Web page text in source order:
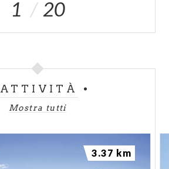
1 20
ATTIVITÀ
Mostra tutti
3.37 km